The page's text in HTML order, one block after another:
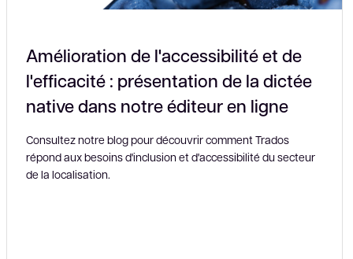
Amélioration de l'accessibilité et de
l'efficacité : présentation de la dictée
native dans notre éditeur en ligne
Consultez notre blog pour découvrir comment Trados
répond aux besoins d'inclusion et d'accessibilité du secteur
de la localisation.